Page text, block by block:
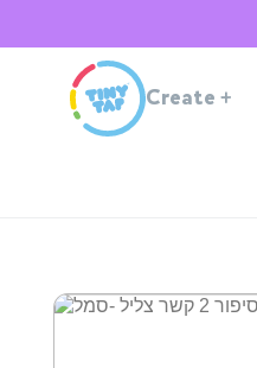
Create +